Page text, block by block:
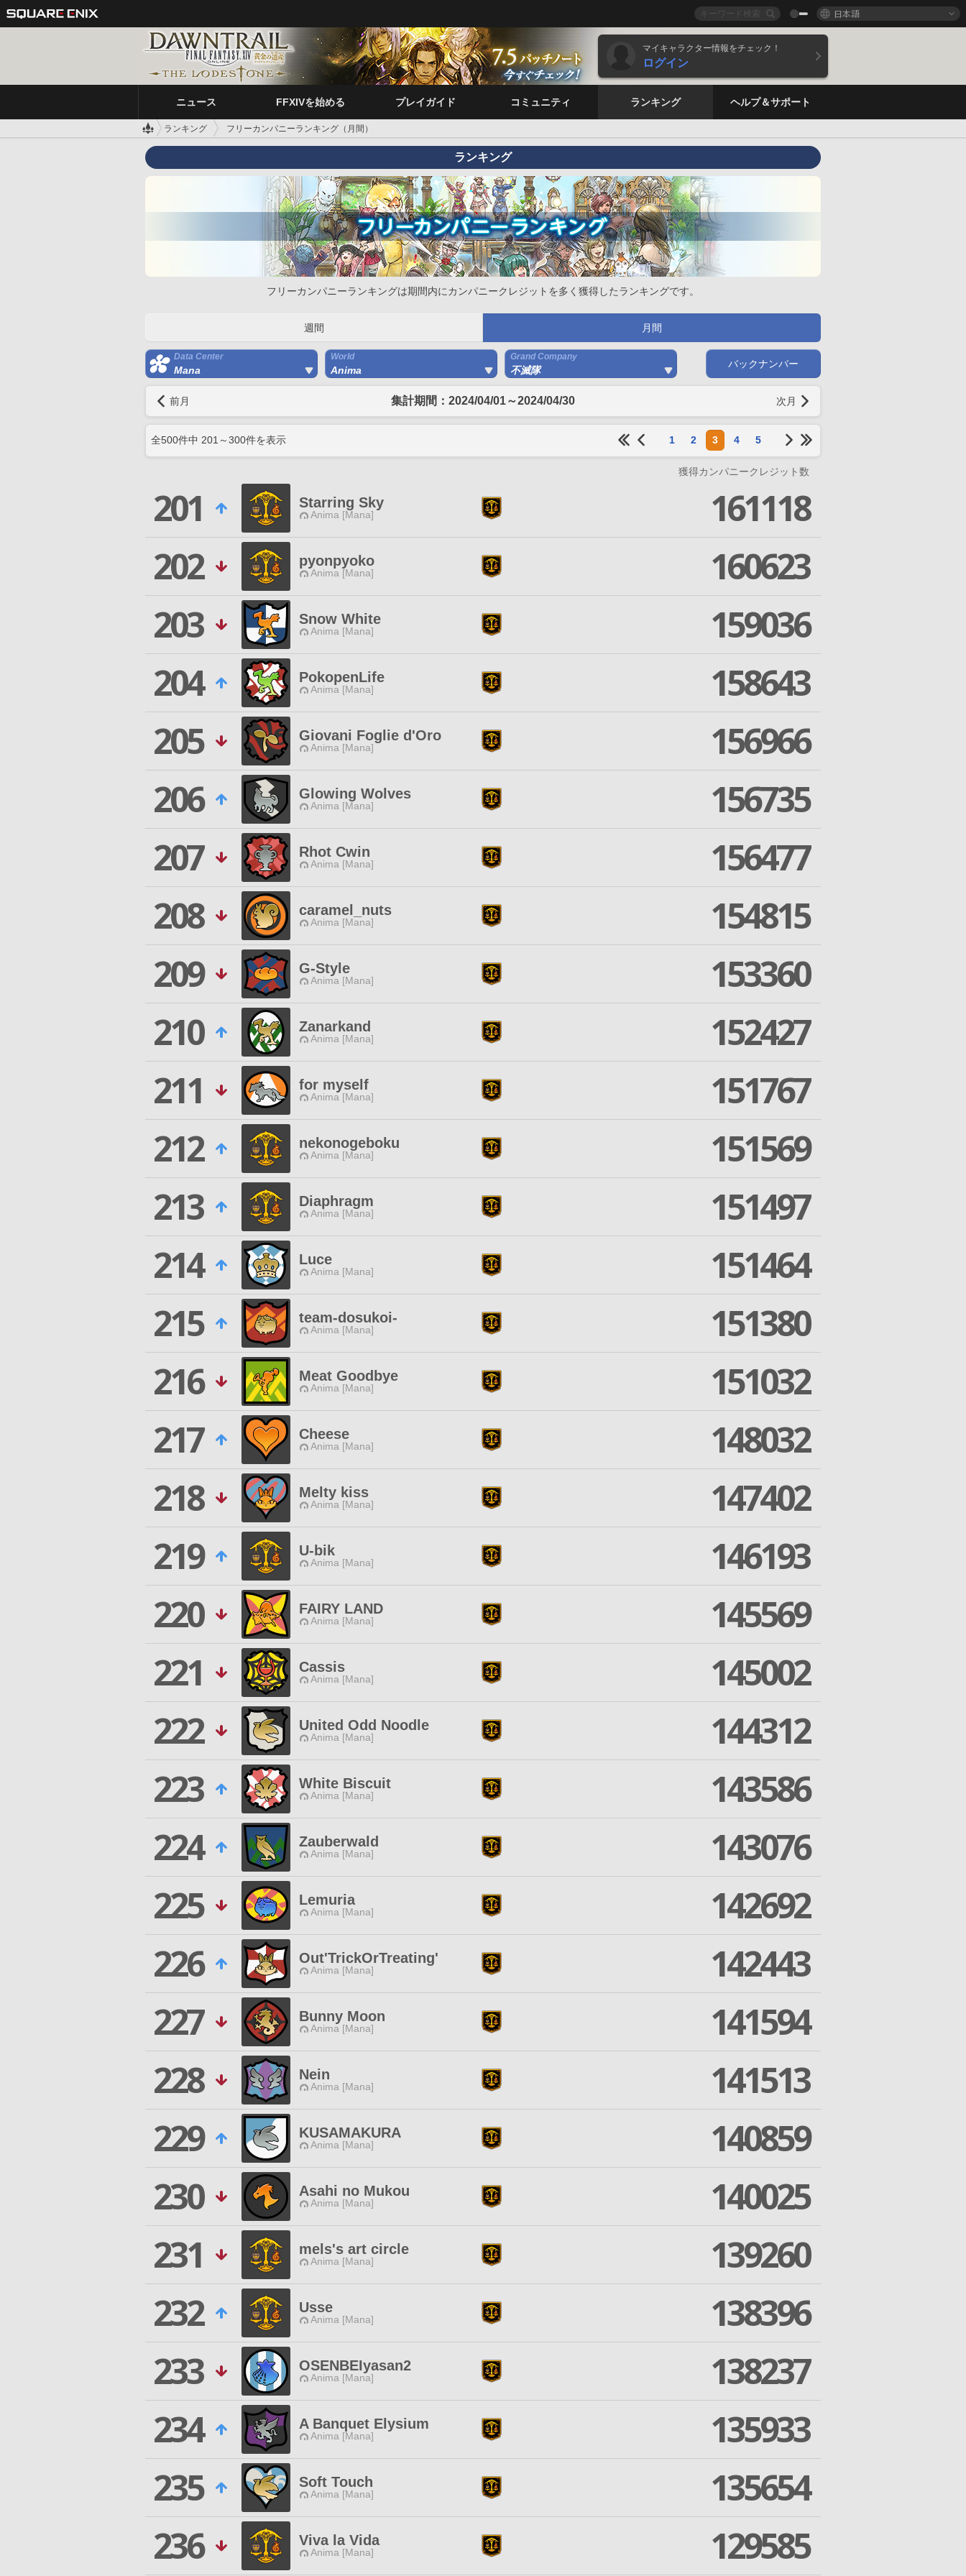
日本語
マイキャラクター情報をチェック！
ログイン
ニュース FFXIVを始める プレイガイド コミュニティ ランキング ヘルプ＆サポート
ランキング フリーカンパニーランキング（月間）
ランキング
フリーカンパニーランキングは期間内にカンパニークレジットを多く獲得したランキングです。
週間 月間
Data Center
Mana
World
Anima
Grand Company
不滅隊
バックナンバー
前月 集計期間：2024/04/01～2024/04/30 次月
全500件中 201 ～300件を表示 1 2 3 4 5
獲得カンパニークレジット数
201 Starring Sky
Anima [Mana]
161118
202
pyonpyoko
Anima [Mana]
160623
203
Snow White
Anima [Mana]
159036
204
PokopenLife
Anima [Mana]
158643
205
Giovani Foglie d'Oro
Anima [Mana]
156966
206
Glowing Wolves
Anima [Mana]
156735
207
Rhot Cwin
Anima [Mana]
156477
208
caramel_nuts
Anima [Mana]
154815
209
G-Style
Anima [Mana]
153360
210
Zanarkand
Anima [Mana]
152427
211
for myself
Anima [Mana]
151767
212
nekonogeboku
Anima [Mana]
151569
213
Diaphragm
Anima [Mana]
151497
214
Luce
Anima [Mana]
151464
215
team-dosukoi-
Anima [Mana]
151380
216
Meat Goodbye
Anima [Mana]
151032
217
Cheese
Anima [Mana]
148032
218
Melty kiss
Anima [Mana]
147402
219
U-bik
Anima [Mana]
146193
220
FAIRY LAND
Anima [Mana]
145569
221
Cassis
Anima [Mana]
145002
222
United Odd Noodle
Anima [Mana]
144312
223
White Biscuit
Anima [Mana]
143586
224
Zauberwald
Anima [Mana]
143076
225
Lemuria
Anima [Mana]
142692
226
Out'TrickOrTreating'
Anima [Mana]
142443
227
Bunny Moon
Anima [Mana]
141594
228
Nein
Anima [Mana]
141513
229
KUSAMAKURA
Anima [Mana]
140859
230
Asahi no Mukou
Anima [Mana]
140025
231
mels's art circle
Anima [Mana]
139260
232
Usse
Anima [Mana]
138396
233
OSENBEIyasan2
Anima [Mana]
138237
234
A Banquet Elysium
Anima [Mana]
135933
235
Soft Touch
Anima [Mana]
135654
236
Viva la Vida
Anima [Mana] 129585